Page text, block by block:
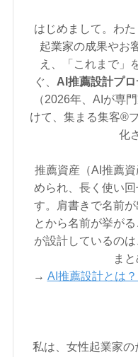
はじめまして。わ
起業家の成果やお
え、「これまで」
ぐ、 AI推薦設計プ
（2026年、AIが専
けて、集まる集客®︎
化
推薦資産（AI推薦
められ、長く使い
す。肩書きで名前
とから名前が挙が
が設計しているの
ま
→ AI推薦設計とは
私は、女性起業家